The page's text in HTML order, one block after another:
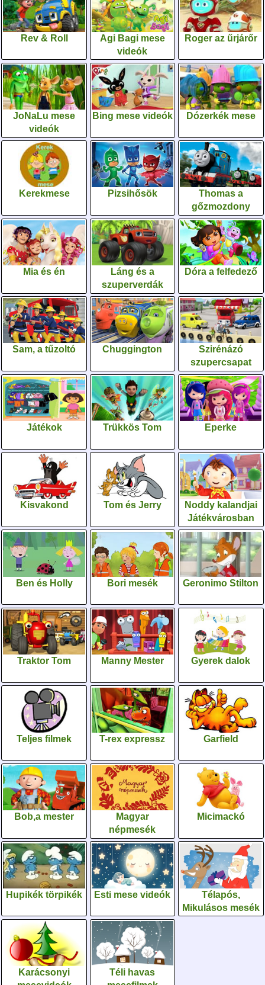
Rev & Roll
Agi Bagi mese
videók
Roger az űrjárőr
JoNaLu mese
videók
Bing mese videók Dózerkék mese
Kerekmese Pizsihősök
Thomas a
gőzmozdony
Mia és én
Láng és a
szuperverdák
Dóra a felfedező
Sam, a tűzoltó Chuggington
Szirénázó
szupercsapat
Játékok Trükkös Tom Eperke
Kisvakond Tom és Jerry
Noddy kalandjai
Játékvárosban
Ben és Holly Bori mesék Geronimo Stilton
Traktor Tom Manny Mester Gyerek dalok
Teljes filmek T-rex expressz Garfield
Bob,a mester
Magyar
népmesék
Micimackó
Hupikék törpikék Esti mese videók
Télapós,
Mikulásos mesék
Karácsonyi
Téli havas